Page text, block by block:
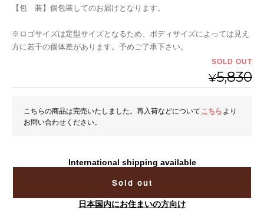
【包 装】個包装してのお届けとなります。
※ロゴサイズは定型サイズとなるため、ボディサイズによっては見え
方に若干の個体差があります。予めご了承下さい。
¥5,830
SOLD OUT
こちらの商品は完売いたしました。再入荷などについて こちら より
お問い合わせください。
International shipping available
Sold out
日本国内にお住まいの方向け